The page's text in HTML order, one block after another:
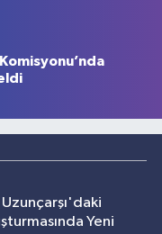
Uzunçarşı'daki
Yeni